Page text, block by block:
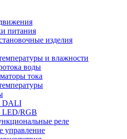
питания
изделия
и влажности
воды
тока
DALI
RGB
реле
управление